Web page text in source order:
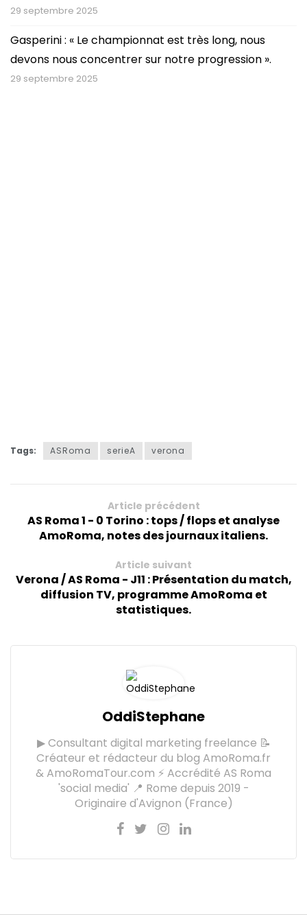
29 septembre 2025
Gasperini : « Le championnat est très long, nous
devons nous concentrer sur notre progression ».
29 septembre 2025
Tags: ASRoma serieA verona
Article précédent
AS Roma 1 - 0 Torino : tops / flops et analyse
AmoRoma, notes des journaux italiens.
Article suivant
Verona / AS Roma - J11 : Présentation du match,
diffusion TV, programme AmoRoma et
statistiques.
OddiStephane
▶ Consultant digital marketing freelance 📝
Créateur et rédacteur du blog AmoRoma.fr
& AmoRomaTour.com ⚡ Accrédité AS Roma
'social media' 📍 Rome depuis 2019 -
Originaire d'Avignon (France)